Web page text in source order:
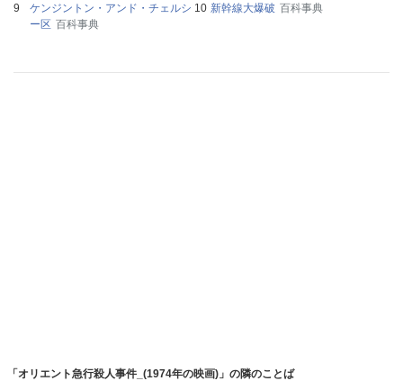
ケンジントン・アンド・チェルシ
ー区 百科事典
新幹線大爆破 百科事典
「オリエント急行殺人事件_(1974年の映画)」の隣のことば